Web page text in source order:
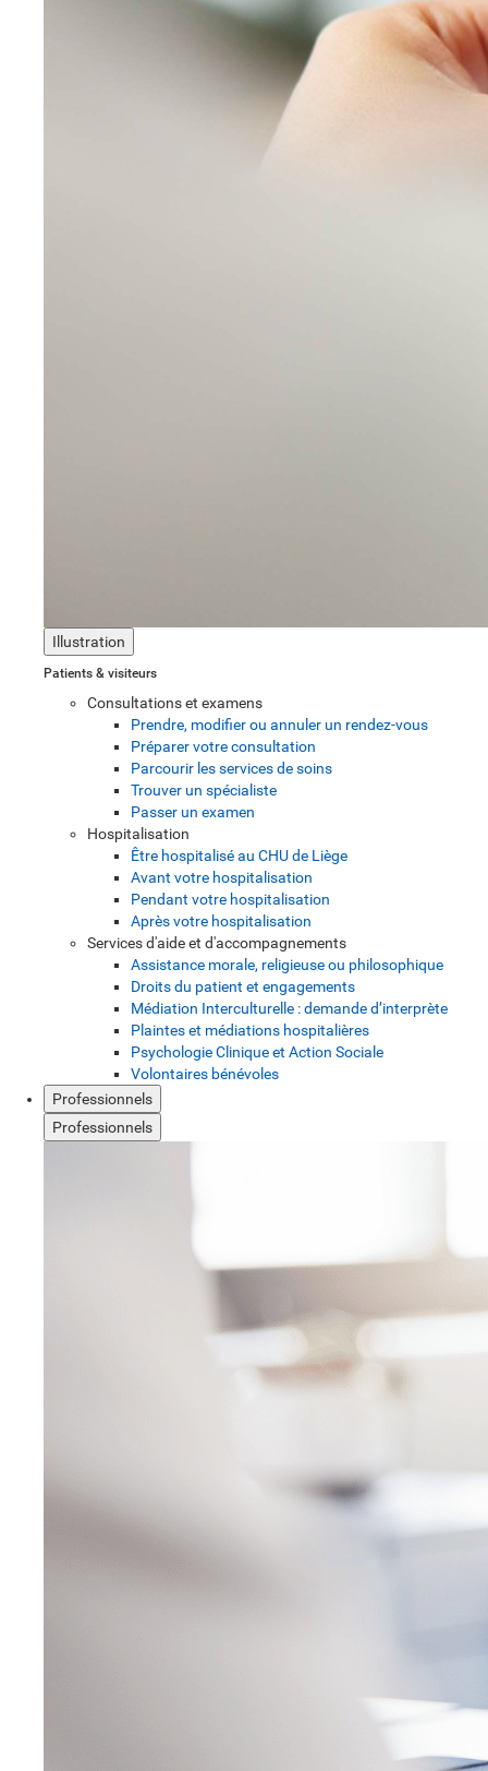
Illustration
Patients & visiteurs
Consultations et examens
Prendre, modifier ou annuler un rendez-vous
Préparer votre consultation
Parcourir les services de soins
Trouver un spécialiste
Passer un examen
Hospitalisation
Être hospitalisé au CHU de Liège
Avant votre hospitalisation
Pendant votre hospitalisation
Après votre hospitalisation
Services d'aide et d'accompagnements
Assistance morale, religieuse ou philosophique
Droits du patient et engagements
Médiation Interculturelle : demande d’interprète
Plaintes et médiations hospitalières
Psychologie Clinique et Action Sociale
Volontaires bénévoles
Professionnels
Professionnels